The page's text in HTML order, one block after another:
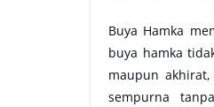
Buya Hamka
buya hamka
maupun
sempurna